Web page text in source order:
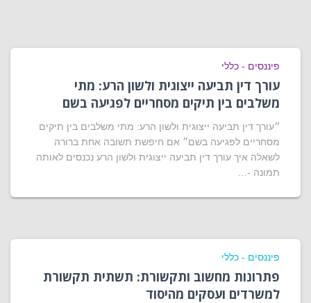
פיננסים - כללי
עורך דין תביעה ייצוגית ולשון הרע: מתי
משלבים בין תיקים מסחריים לפגיעה בשם
״עורך דין תביעה ייצוגית ולשון הרע: מתי משלבים בין תיקים
מסחריים לפגיעה בשם״ אם חיפשת תשובה אחת ברורה
לשאלה איך עורך דין תביעה ייצוגית ולשון הרע נכנסים לאותה
תמונה -…
פיננסים - כללי
פתרונות מחשוב ותקשורת: תשתית תקשורת
למשרדים ועסקים מהיסוד